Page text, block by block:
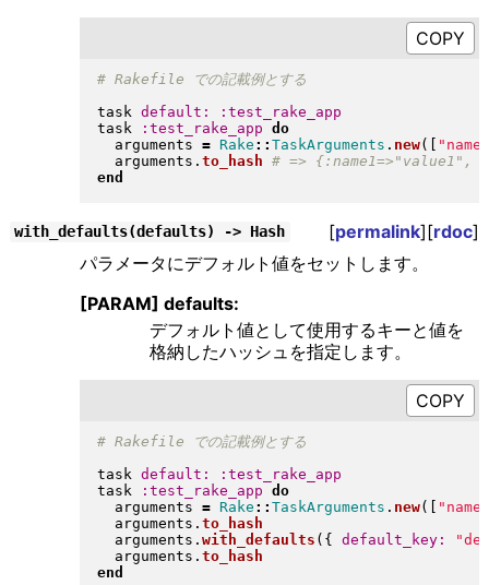
task default:
:test_rake_app
task
:test_rake_app do
  arguments
= Rake :: TaskArguments . new( [ " name1
  arguments
. to_hash
end
with_defaults(defaults) -> Hash [permalink][rdoc]
パラメータにデフォルト値をセットします。
[PARAM] defaults:
デフォルト値として使用するキーと値を
格納したハッシュを指定します。
task default:
:test_rake_app
task
:test_rake_app do
  arguments
= Rake :: TaskArguments . new( " name1
  arguments
. to_hash
  arguments
. with_defaults ( { default_key: "
  arguments
. to_hash
end